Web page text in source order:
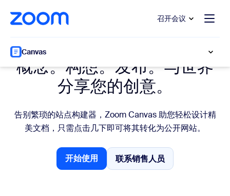
至主要内容
至帮助聊天 召开会议
Canvas
概念。构想。发布。与世界
分享您的创意。
告别繁琐的站点构建器，Zoom Canvas 助您轻松设计精
美文档，只需点击几下即可将其转化为公开网站。
开始使用
开始使用
联系销售人员
联系销售人员